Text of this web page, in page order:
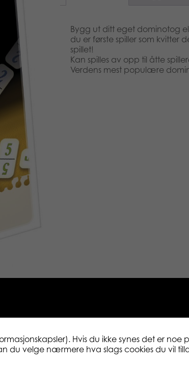
Bygg ut ditt eget dominotog
du er første spiller som kvitter
spillet!
Kan spilles av opp til åtte
Verdens mest populære
Hvis du ikke synes det er
du velge nærmere hva slags cookies du vil